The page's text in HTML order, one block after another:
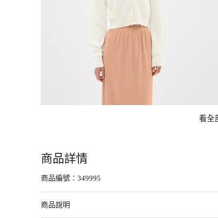
看全
商品詳情
商品編號： 349995
商品說明